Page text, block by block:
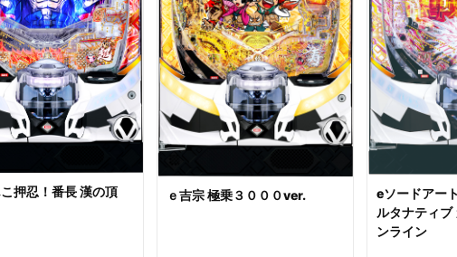
押忍！番長 漢の頂 ｅ吉宗 極乗３０００ver.
eソードアー
ルタナティブ
ンライン